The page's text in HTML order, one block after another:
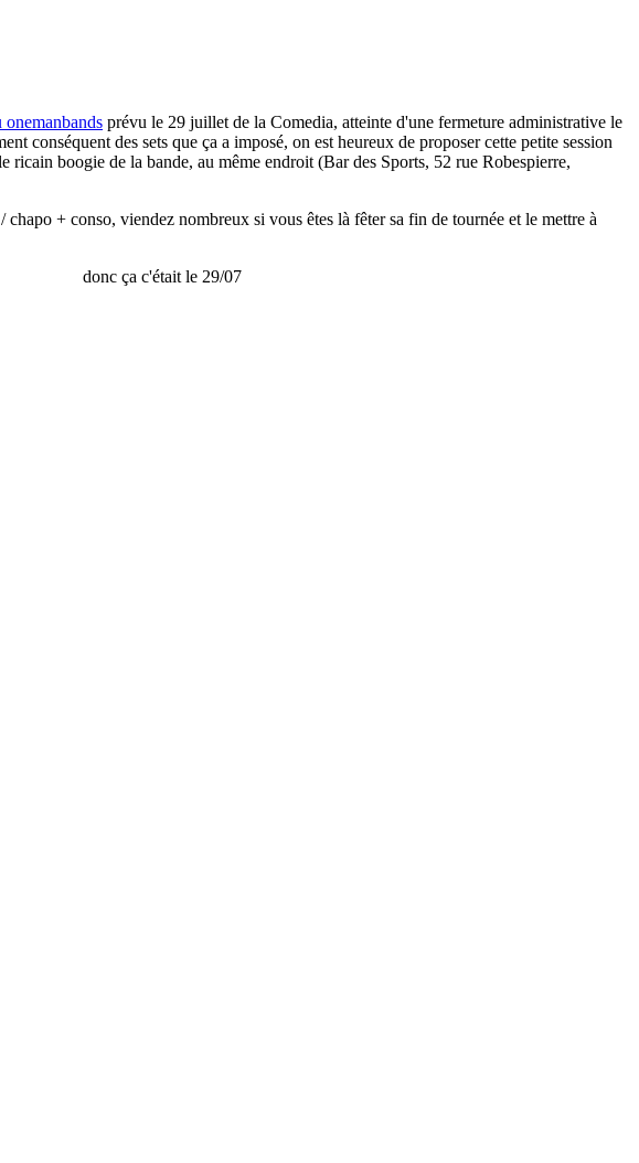
onemanbands prévu le 29 juillet de la Comedia, atteinte d'une fermeture administrative le
conséquent des sets que ça a imposé, on est heureux de proposer cette petite session
ricain boogie de la bande, au même endroit (Bar des Sports, 52 rue Robespierre,
+ conso, viendez nombreux si vous êtes là fêter sa fin de tournée et le mettre à
donc ça c'était le 29/07